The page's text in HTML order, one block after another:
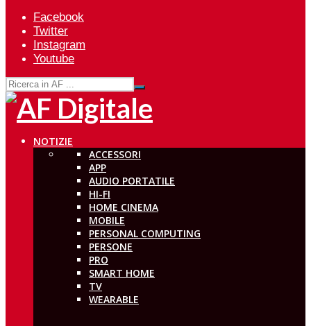
Facebook
Twitter
Instagram
Youtube
NOTIZIE
ACCESSORI
APP
AUDIO PORTATILE
HI-FI
HOME CINEMA
MOBILE
PERSONAL COMPUTING
PERSONE
PRO
SMART HOME
TV
WEARABLE